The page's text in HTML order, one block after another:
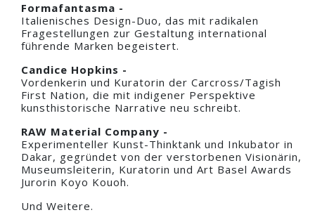
Formafantasma -
Italienisches Design-Duo, das mit radikalen
Fragestellungen zur Gestaltung international
führende Marken begeistert.
Candice Hopkins -
Vordenkerin und Kuratorin der Carcross/Tagish
First Nation, die mit indigener Perspektive
kunsthistorische Narrative neu schreibt.
RAW Material Company -
Experimenteller Kunst-Thinktank und Inkubator in
Dakar, gegründet von der verstorbenen Visionärin,
Museumsleiterin, Kuratorin und Art Basel Awards
Jurorin Koyo Kouoh.
Und Weitere.